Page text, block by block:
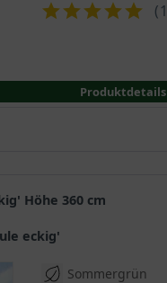
(1
Produktdetails
Höhe 360 cm
eckig'
Sommergrün